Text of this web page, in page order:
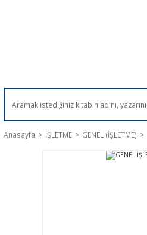
Anasayfa İŞLETME GENEL (İŞLETME)